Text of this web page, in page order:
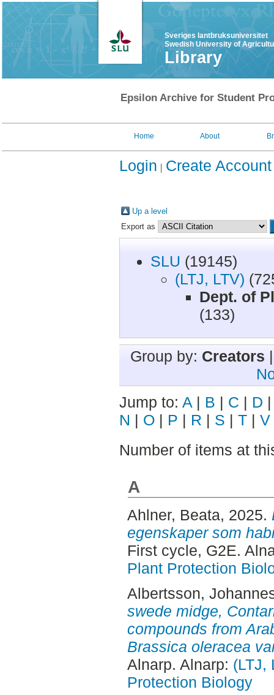
Sveriges lantbruksuniversitet
Swedish University of
Library
Epsilon Archive for Student
Home About
Login Create Account
Up a level
Export as
SLU (19145)
(LTJ, LTV)
Dept. of
(133)
Group by: Creators
Jump to: A | B | C | D
N | O | P | R | S | T | V
Number of items at
A
Ahlner, Beata, 2025.
egenskaper som
First cycle, G2E.
Plant Protection
Albertsson,
swede midge,
compounds from
Brassica oleracea
Alnarp. Alnarp: (LTJ,
Protection Biology